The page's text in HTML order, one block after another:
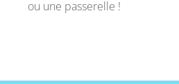
ou une passerelle !